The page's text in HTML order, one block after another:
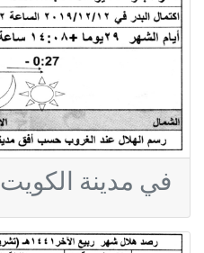
في مدينة الكويت